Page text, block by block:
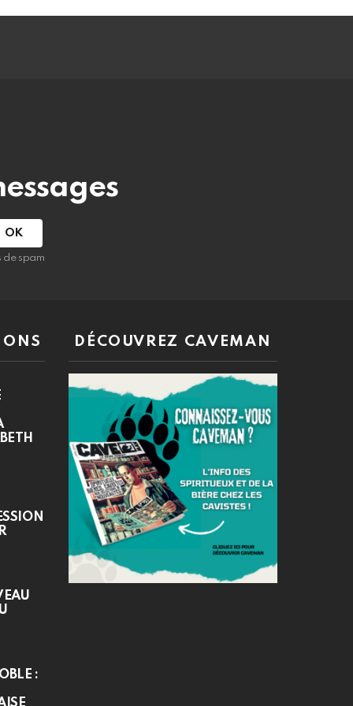
de spam
:
DÉCOUVREZ CAVEMAN